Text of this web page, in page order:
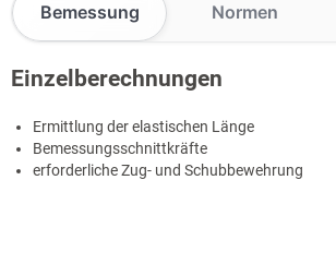
Bemessung Normen
Einzelberechnungen
Ermittlung der elastischen Länge
Bemessungsschnittkräfte
erforderliche Zug- und Schubbewehrung